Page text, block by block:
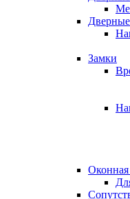
Замки